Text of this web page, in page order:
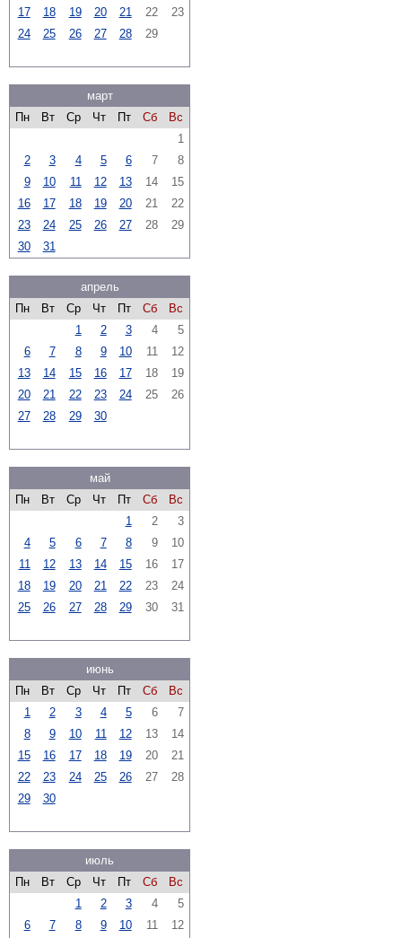
17 18 19 20 21 22
23
24
25 26 27 28 29
март
Пн
Вт Ср Чт Пт Сб
Вс
1
2
3 4 5 6 7
8
9
10 11 12 13 14
15
16
17 18 19 20 21
22
23
24 25 26 27 28
29
30
31
апрель
Пн
Вт Ср Чт Пт Сб
Вс
1
2 3 4
5
6
7 8 9 10 11
12
13
14 15 16 17 18
19
20
21 22 23 24 25
26
27
28 29 30
май
Пн
Вт Ср Чт Пт Сб
Вс
1
2
3
4
5 6 7 8 9
10
11
12 13 14 15 16
17
18
19 20 21 22 23
24
25
26 27 28 29 30 31
июнь
Пн
Вт Ср Чт Пт Сб
Вс
1
2 3 4 5 6
7
8
9 10 11 12 13
14
15
16 17 18 19 20
21
22
23 24 25 26 27
28
29
30
июль
Пн
Вт Ср Чт Пт Сб
Вс
1
2 3 4
5
6
7 8 9 10 11
12